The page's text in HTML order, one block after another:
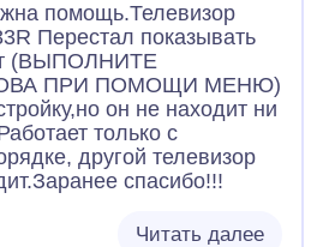
помощь.Телевизор
Перестал показывать
(ВЫПОЛНИТЕ
ПРИ ПОМОЩИ МЕНЮ)
он не находит ни
только с
другой телевизор
спасибо!!!
Читать далее